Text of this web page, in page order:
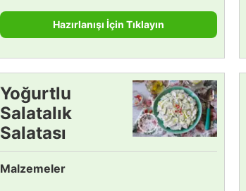
Hazırlanışı İçin Tıklayın
Yoğurtlu
Salatalık
Salatası
Tarifi
Malzemeler